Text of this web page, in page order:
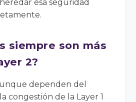
esa seguridad
siempre son más
2?
dependen del
congestión de la Layer 1